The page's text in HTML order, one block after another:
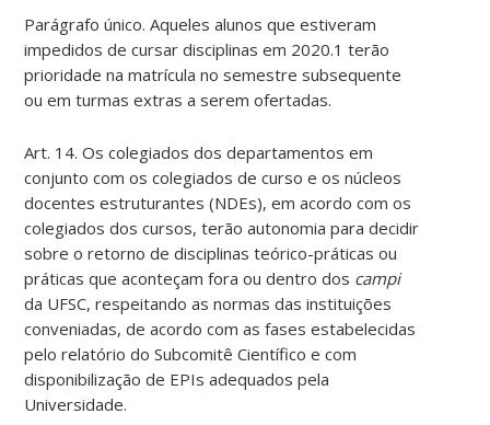
Parágrafo único. Aqueles alunos que estiveram
impedidos de cursar disciplinas em 2020.1 terão
prioridade na matrícula no semestre subsequente
ou em turmas extras a serem ofertadas.
Art. 14. Os colegiados dos departamentos em
conjunto com os colegiados de curso e os núcleos
docentes estruturantes (NDEs), em acordo com os
colegiados dos cursos, terão autonomia para decidir
sobre o retorno de disciplinas teórico-práticas ou
práticas que aconteçam fora ou dentro dos campi
da UFSC, respeitando as normas das instituições
conveniadas, de acordo com as fases estabelecidas
pelo relatório do Subcomitê Científico e com
disponibilização de EPIs adequados pela
Universidade.